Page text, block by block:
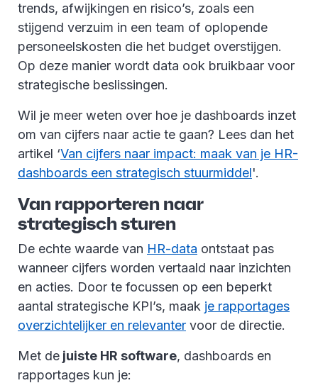
trends, afwijkingen en risico’s, zoals een
stijgend verzuim in een team of oplopende
personeelskosten die het budget overstijgen.
Op deze manier wordt data ook bruikbaar voor
strategische beslissingen.
Wil je meer weten over hoe je dashboards inzet
om van cijfers naar actie te gaan? Lees dan het
artikel ‘Van cijfers naar impact: maak van je HR-
dashboards een strategisch stuurmiddel'.
Van rapporteren naar
strategisch sturen
De echte waarde van HR-data ontstaat pas
wanneer cijfers worden vertaald naar inzichten
en acties. Door te focussen op een beperkt
aantal strategische KPI’s, maak je rapportages
overzichtelijker en relevanter voor de directie.
Met de juiste HR software, dashboards en
rapportages kun je: